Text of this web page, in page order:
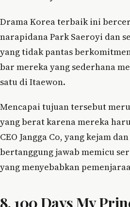
Drama Korea terbaik ini
narapidana Park Saeroyi dan
yang tidak pantas
bar mereka yang sederhana
satu di Itaewon.
Mencapai tujuan tersebut
yang berat karena mereka
CEO Jangga Co, yang kejam
bertanggung jawab memicu
yang menyebabkan
8. 100 Days My